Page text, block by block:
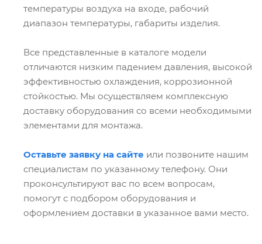
температуры воздуха на входе, рабочий
диапазон температуры, габариты изделия.
Все представленные в каталоге модели
отличаются низким падением давления, высокой
эффективностью охлаждения, коррозионной
стойкостью. Мы осуществляем комплексную
доставку оборудования со всеми необходимыми
элементами для монтажа.
Оставьте заявку на сайте или позвоните нашим
специалистам по указанному телефону. Они
проконсультируют вас по всем вопросам,
помогут с подбором оборудования и
оформлением доставки в указанное вами место.